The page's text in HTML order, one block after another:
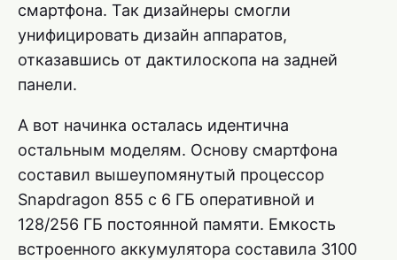
смартфона. Так дизайнеры смогли
унифицировать дизайн аппаратов,
отказавшись от дактилоскопа на задней
панели.
А вот начинка осталась идентична
остальным моделям. Основу смартфона
составил вышеупомянутый процессор
Snapdragon 855 с 6 ГБ оперативной и
128/256 ГБ постоянной памяти. Емкость
встроенного аккумулятора составила 3100